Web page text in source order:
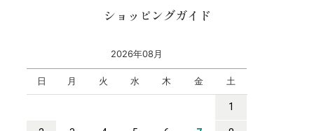
ショッピングガイド